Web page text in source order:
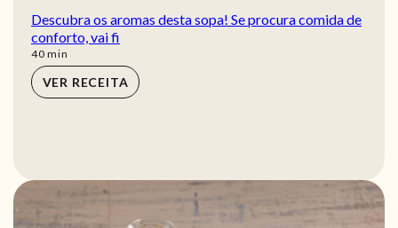
Descubra os aromas desta sopa! Se procura comida de
conforto, vai fi
40min
min
VER RECEITA